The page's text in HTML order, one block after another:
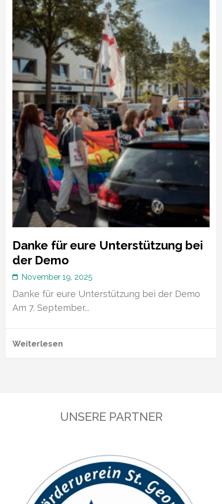
Danke für eure Unterstützung bei
der Demo
November 19, 2025
Danke für eure Unterstützung bei der Demo
Am 7. September...
Weiterlesen
UNSERE PARTNER